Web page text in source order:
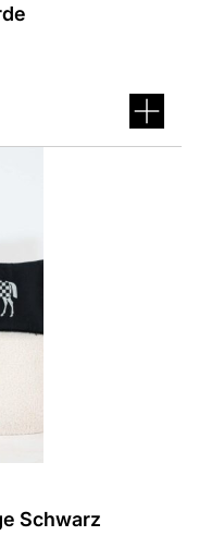
Schwarz